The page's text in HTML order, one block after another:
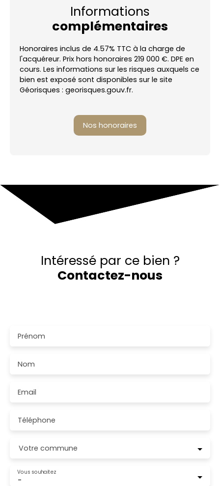
Informations
complémentaires
Honoraires inclus de 4.57% TTC à la charge de
l'acquéreur. Prix hors honoraires 219 000 €. DPE en
cours. Les informations sur les risques auxquels ce
bien est exposé sont disponibles sur le site
Géorisques : georisques.gouv.fr.
Nos honoraires
Intéressé par ce bien ?
Contactez-nous
Prénom
Nom
Email
Téléphone
Votre commune
-
Vous souhaitez